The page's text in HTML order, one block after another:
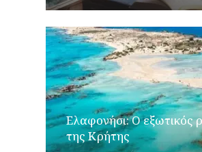
Ελαφονήσι: Ο εξωτικός
της Κρήτης